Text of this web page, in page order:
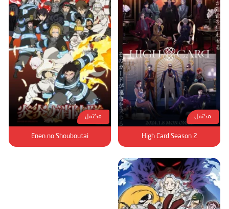
مكتمل
High Card Season 2
مكتمل
Enen no Shouboutai